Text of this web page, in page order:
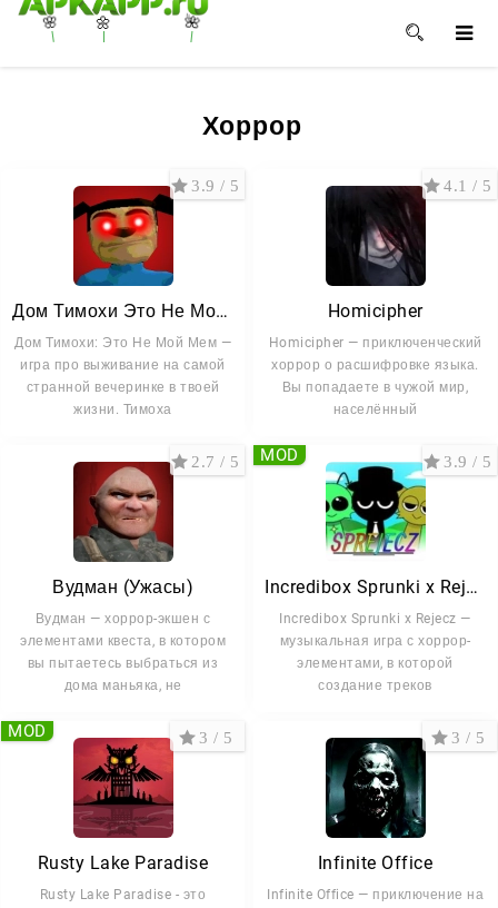
🌸 🌼 🌺
Хоррор
Дом Тимохи Это Не Мой Мем
Дом Тимохи: Это Не Мой Мем —
игра про выживание на самой
странной вечеринке в твоей
жизни. Тимоха
3.9 / 5
Homicipher
Homicipher — приключенческий
хоррор о расшифровке языка.
Вы попадаете в чужой мир,
населённый
4.1 / 5
Вудман (Ужасы)
Вудман — хоррор-экшен с
элементами квеста, в котором
вы пытаетесь выбраться из
дома маньяка, не
2.7 / 5
Incredibox Sprunki x Rejecz
Incredibox Sprunki x Rejecz —
музыкальная игра с хоррор-
элементами, в которой
создание треков
3.9 / 5
MOD
Rusty Lake Paradise
Rusty Lake Paradise - это
3 / 5
MOD
Infinite Office
Infinite Office — приключение на
3 / 5